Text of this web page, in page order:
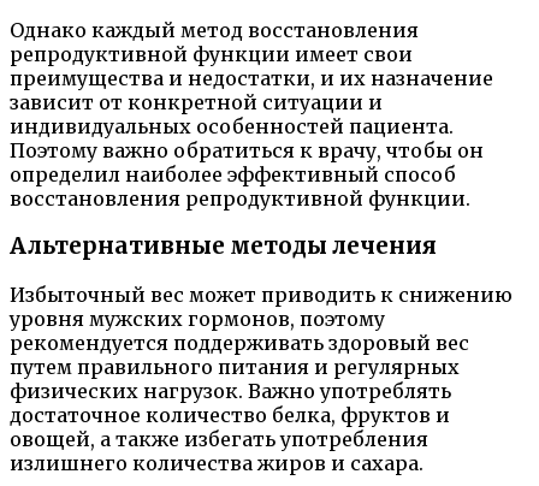
Однако каждый метод восстановления
репродуктивной функции имеет свои
преимущества и недостатки, и их назначение
зависит от конкретной ситуации и
индивидуальных особенностей пациента.
Поэтому важно обратиться к врачу, чтобы он
определил наиболее эффективный способ
восстановления репродуктивной функции.
Альтернативные методы лечения
Избыточный вес может приводить к снижению
уровня мужских гормонов, поэтому
рекомендуется поддерживать здоровый вес
путем правильного питания и регулярных
физических нагрузок. Важно употреблять
достаточное количество белка, фруктов и
овощей, а также избегать употребления
излишнего количества жиров и сахара.